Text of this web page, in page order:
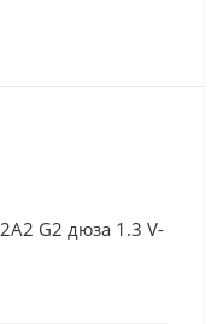
G2 дюза 1.3 V-